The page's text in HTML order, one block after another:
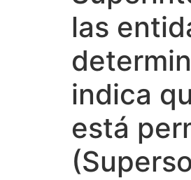
las
indica
está